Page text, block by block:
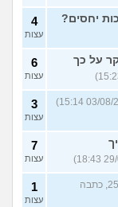
יחסים? 4
עצות
על כך
6
עצות
3
עצות
7
עצות
(lili, בת 25, כתבה
1
עצות